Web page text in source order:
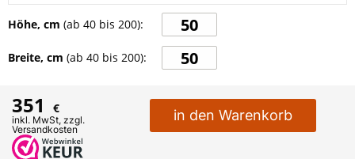
Höhe, cm (ab 40 bis 200):
Breite, cm (ab 40 bis 200):
351 €
inkl. MwSt, zzgl.
Versandkosten
in den Warenkorb